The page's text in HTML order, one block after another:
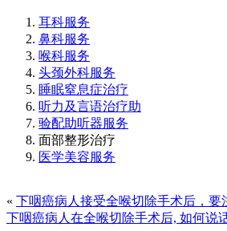
耳科服务
鼻科服务
喉科服务
头颈外科服务
睡眠窒息症治疗
听力及言语治疗助
验配助听器服务
面部整形治疗
医学美容服务
« 下咽癌病人接受全喉切除手术后，要
下咽癌病人在全喉切除手术后, 如何说